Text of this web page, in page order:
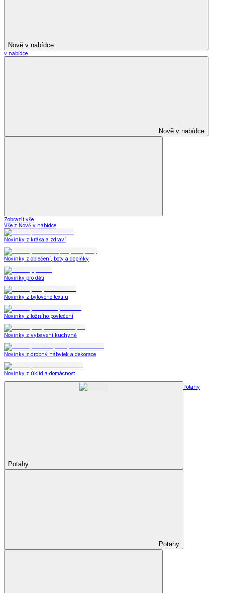
Nově v nabídce
v nabídce
Nově v nabídce
Zobrazit vše
Vše z Nově v nabídce
Novinky z krása a zdraví
Novinky z oblečení, boty a doplňky
Novinky pro děti
Novinky z bytového textilu
Novinky z ložního povlečení
Novinky z vybavení kuchyně
Novinky z drobný nábytek a dekorace
Novinky z úklid a domácnost
Potahy
Potahy
Potahy